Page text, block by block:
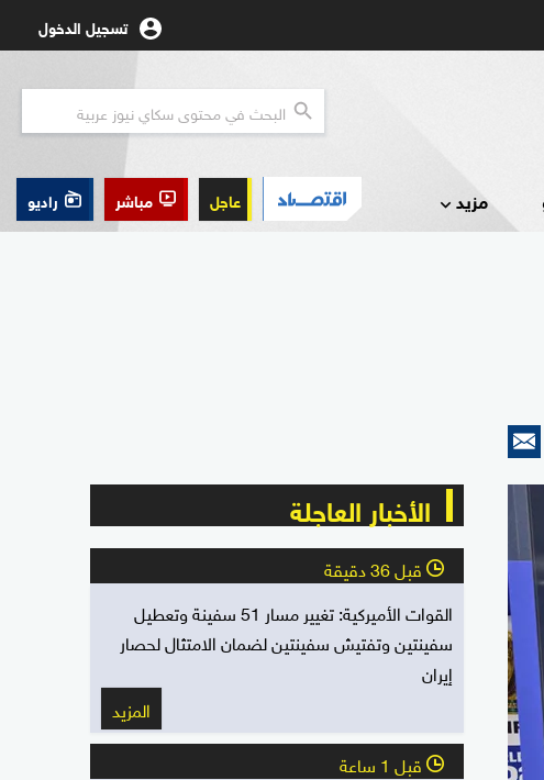
تسجيل الدخول
مزيد عاجل مباشر راديو
الأخبار العاجلة
l قبل 36 دقيقة
القوات الأميركية: تغيير مسار 51 سفينة وتعطيل
سفينتين وتفتيش سفينتين لضمان الامتثال لحصار
إيران
المزيد
l قبل 1 ساعة